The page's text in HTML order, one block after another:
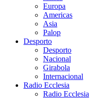
Europa
Americas
Asia
Palop
Desporto
Desporto
Nacional
Girabola
Internacional
Radio Ecclesia
Radio Ecclesia